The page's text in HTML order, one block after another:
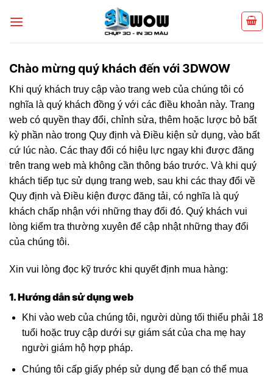
Chào mừng quý khách đến với 3DWOW
Khi quý khách truy cập vào trang web của chúng tôi có
nghĩa là quý khách đồng ý với các điều khoản này. Trang
web có quyền thay đổi, chỉnh sửa, thêm hoặc lược bỏ bất
kỳ phần nào trong Quy định và Điều kiện sử dụng, vào bất
cứ lúc nào. Các thay đổi có hiệu lực ngay khi được đăng
trên trang web mà không cần thông báo trước. Và khi quý
khách tiếp tục sử dụng trang web, sau khi các thay đổi về
Quy định và Điều kiện được đăng tải, có nghĩa là quý
khách chấp nhận với những thay đổi đó. Quý khách vui
lòng kiểm tra thường xuyên để cập nhật những thay đổi
của chúng tôi.
Xin vui lòng đọc kỹ trước khi quyết định mua hàng:
1. Hướng dẫn sử dụng web
Khi vào web của chúng tôi, người dùng tối thiểu phải 18
tuổi hoặc truy cập dưới sự giám sát của cha mẹ hay
người giám hộ hợp pháp.
Chúng tôi cấp giấy phép sử dụng để bạn có thể mua